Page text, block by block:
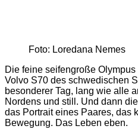
Foto: Loredana Nemes
Die feine seifengroße
Volvo S70 des schwedischen
besonderer Tag, lang wie alle
Nordens und still. Und dann
das Portrait eines Paares, das
Bewegung. Das Leben eben.